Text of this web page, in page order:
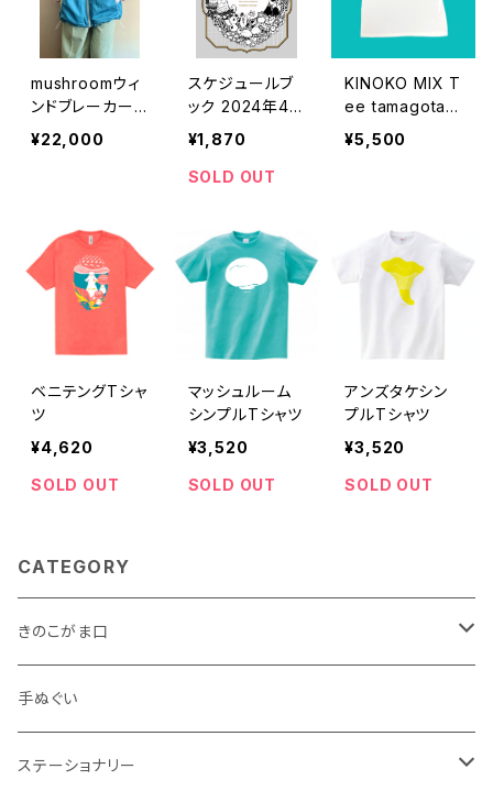
mushroomウィ
ンドブレーカー
大人サイズ
¥22,000
スケジュールブ
ック 2024年4
月始まり
¥1,870
SOLD OUT
KINOKO MIX T
ee tamagotak
e
¥5,500
ベニテングTシャ
ツ
¥4,620
SOLD OUT
マッシュルーム
シンプルTシャツ
¥3,520
SOLD OUT
アンズタケシン
プルTシャツ
¥3,520
SOLD OUT
CATEGORY
きのこがま口
手のひらサイズ
バッグサイズ
手ぬぐい
ステーショナリー